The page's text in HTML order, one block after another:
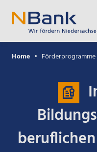
Home Förderprogramme